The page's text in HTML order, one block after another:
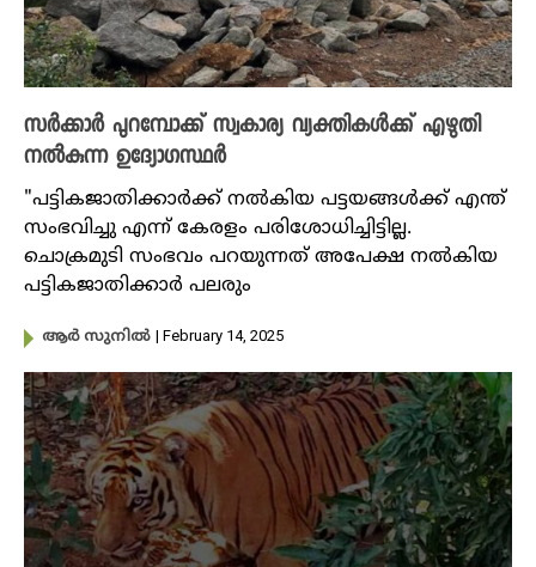
സർക്കാർ പുറമ്പോക്ക് സ്വകാര്യ വ്യക്തികൾക്ക് എഴുതി
നൽകുന്ന ഉദ്യോ​ഗ​സ്ഥർ
"പട്ടികജാതിക്കാർക്ക് നൽകിയ പട്ടയങ്ങൾക്ക് എന്ത്
സംഭവിച്ചു എന്ന് കേരളം പരിശോധിച്ചിട്ടില്ല.
ചൊക്രമുടി സംഭവം പറയുന്നത് അപേക്ഷ നൽകിയ
പട്ടികജാതിക്കാർ പലരും
ആർ സുനിൽ | February 14, 2025